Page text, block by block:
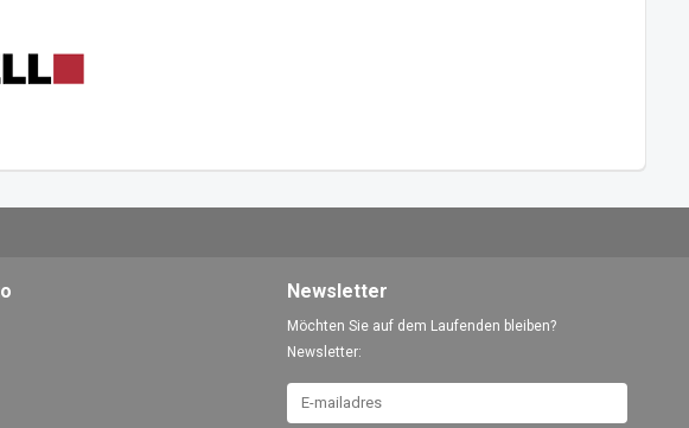
Newsletter
Möchten Sie auf dem Laufenden bleiben?
Newsletter: